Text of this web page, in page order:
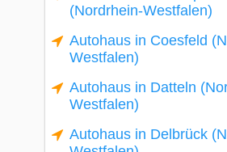
(Nordrhein-Westfalen)
Autohaus in Coesfeld
Westfalen)
Autohaus in Datteln
Westfalen)
Autohaus in Delbrück